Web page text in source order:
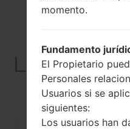
momento.
Fundamento
El Propietario
Personales
Usuarios si se
siguientes:
Los usuarios han